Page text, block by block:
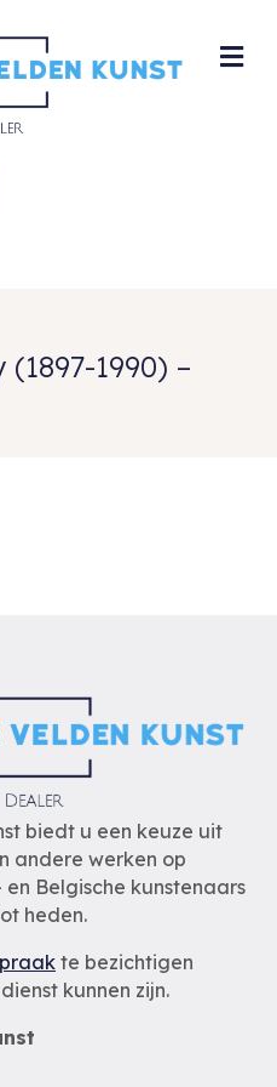
1990) –
biedt u een keuze uit
andere werken op
Belgische kunstenaars
heden.
te bezichtigen
kunnen zijn.